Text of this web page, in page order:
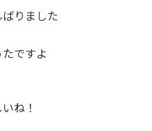
りました
ですよ
ね！